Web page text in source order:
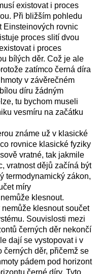
existovat i proces
Při bližším pohledu
Einsteinových rovnic
proces slití dvou
i proces
bílých děr. Což je ale
zatímco černá díra
v závěrečném
díru žádným
tu bychom museli
vesmíru na začátku
známe už v klasické
rovnice klasické fyziky
vratné, tak jakmile
vratnost dějů začíná být
termodynamický zákon,
míry
klesnout.
klesnout součet
Souvislosti mezi
černých děr nekončí
dají se vystopovat i v
černých děr, přičemž se
pádem pod horizont
černé díry. Tyto